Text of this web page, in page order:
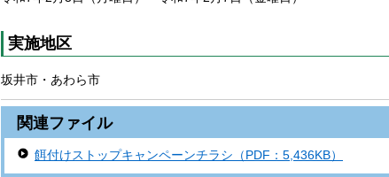
実施地区
坂井市・あわら市
関連ファイル
餌付けストップキャンペーンチラシ（PDF：5,436KB）